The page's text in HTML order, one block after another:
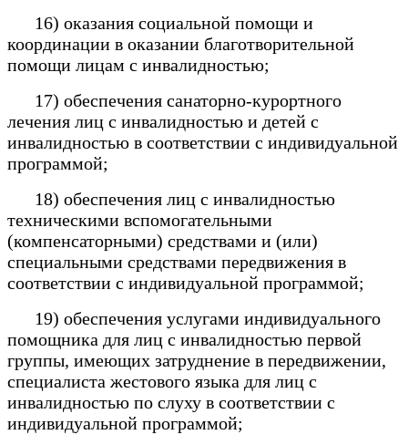
16) оказания социальной помощи и
координации в оказании благотворительной
помощи лицам с инвалидностью;
17) обеспечения санаторно-курортного
лечения лиц с инвалидностью и детей с
инвалидностью в соответствии с индивидуальной
программой;
18) обеспечения лиц с инвалидностью
техническими вспомогательными
(компенсаторными) средствами и (или)
специальными средствами передвижения в
соответствии с индивидуальной программой;
19) обеспечения услугами индивидуального
помощника для лиц с инвалидностью первой
группы, имеющих затруднение в передвижении,
специалиста жестового языка для лиц с
инвалидностью по слуху в соответствии с
индивидуальной программой;